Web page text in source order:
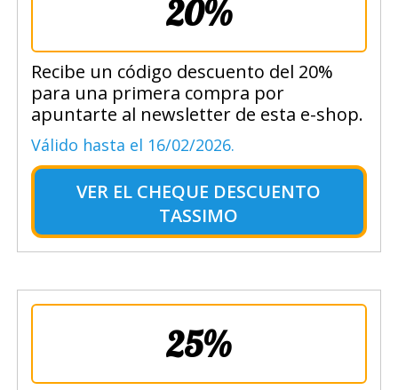
20%
Recibe un código descuento del 20%
para una primera compra por
apuntarte al newsletter de esta e-shop.
Válido hasta el 16/02/2026.
VER EL CHEQUE DESCUENTO
TASSIMO
25%